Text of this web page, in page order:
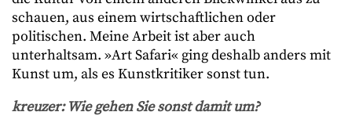
schauen, aus einem wirtschaftlichen oder
politischen. Meine Arbeit ist aber auch
unterhaltsam. »Art Safari« ging deshalb anders mit
Kunst um, als es Kunstkritiker sonst tun.
kreuzer: Wie gehen Sie sonst damit um?